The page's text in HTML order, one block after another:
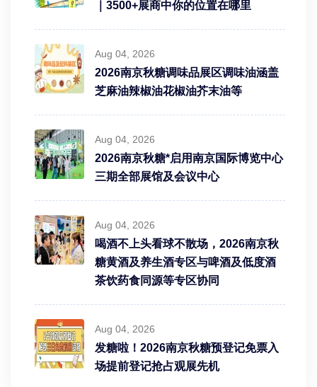
｜3500+展商中你的位置在哪里
Aug 04, 2026
2026南京秋糖调味品展区调味油涵盖
芝麻油辣椒油花椒油芥末油等
Aug 04, 2026
2026南京秋糖*启用南京国际博览中心
三期全部展馆及会议中心
Aug 04, 2026
喝酒不上头看球不散场，2026南京秋
糖黄酒及养生酒专区与啤酒及低度酒
茶饮药食同源等专区协同
Aug 04, 2026
发糖啦！2026南京秋糖预登记免票入
场提前登记抢占观展先机